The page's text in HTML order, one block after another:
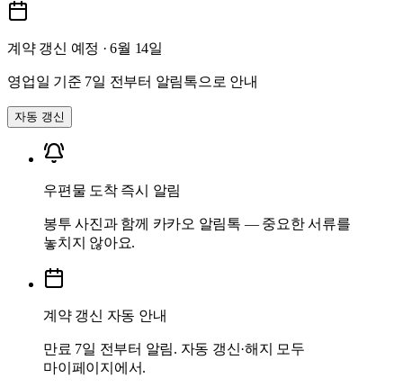
계약 갱신 예정 · 6월 14일
영업일 기준 7일 전부터 알림톡으로 안내
자동 갱신
우편물 도착 즉시 알림
봉투 사진과 함께 카카오 알림톡 — 중요한 서류를
놓치지 않아요.
계약 갱신 자동 안내
만료 7일 전부터 알림. 자동 갱신·해지 모두
마이페이지에서.